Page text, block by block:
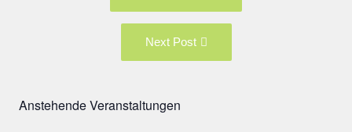
post:
Next Post
Post:
Anstehende Veranstaltungen